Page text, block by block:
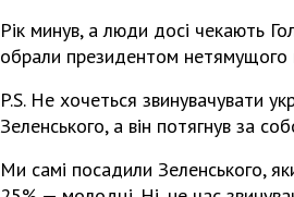
Рік минув, а люди досі чекають
обрали президентом нетямущого
P.S. Не хочеться звинувачувати
Зеленського, а він потягнув за
Ми самі посадили Зеленського,